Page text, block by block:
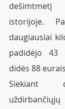
istorijoje.
daugiausiai
padidėjo 43
didės 88
Siekiant